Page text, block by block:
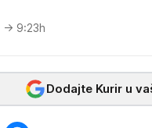
→ 9:23h
Dodajte Kurir u